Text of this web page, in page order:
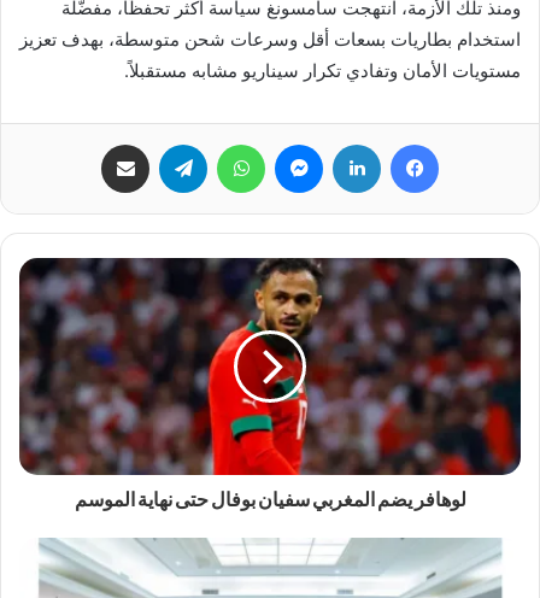
ومنذ تلك الأزمة، انتهجت سامسونغ سياسة أكثر تحفظًا، مفضّلة
استخدام بطاريات بسعات أقل وسرعات شحن متوسطة، بهدف تعزيز
مستويات الأمان وتفادي تكرار سيناريو مشابه مستقبلاً.
فيسبوك لينكدإن ماسنجر واتساب تيلقرام
لوهافر يضم المغربي سفيان بوفال حتى نهاية الموسم